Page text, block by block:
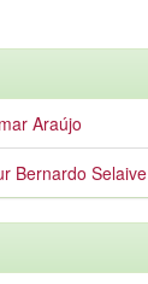
Araújo
Bernardo Selaive